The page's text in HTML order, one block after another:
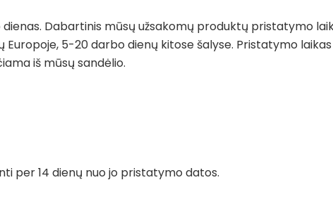
Dabartinis mūsų užsakomų produktų pristatymo
Europoje, 5-20 darbo dienų kitose šalyse. Pristatymo
iš mūsų sandėlio.
per 14 dienų nuo jo pristatymo datos.